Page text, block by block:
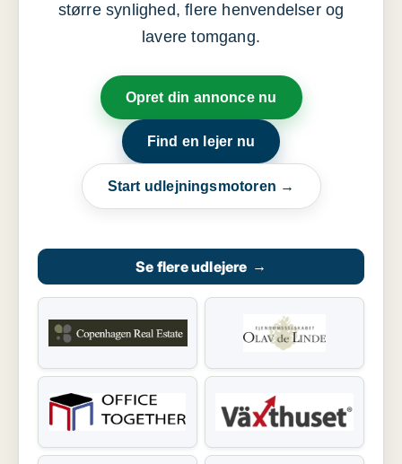
større synlighed, flere henvendelser og
lavere tomgang.
Opret din annonce nu
Find en lejer nu
Start udlejningsmotoren →
Se flere udlejere →